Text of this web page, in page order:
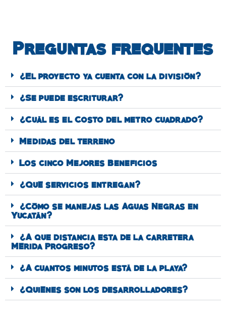
Preguntas frequentes
¿El proyecto ya cuenta con la división?
¿Se puede escriturar?
¿Cuál es el Costo del metro cuadrado?
Medidas del terreno
Los cinco Mejores Beneficios
¿Qué servicios entregan?
¿Cómo se manejas las Aguas Negras en
Yucatán?
¿A que distancia esta de la carretera
Mérida Progreso?
¿A cuantos minutos está de la playa?
¿Quiénes son los desarrolladores?